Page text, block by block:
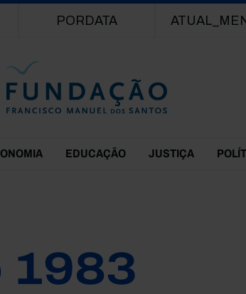
PORDATA
EDUCAÇÃO JUSTIÇA
1983